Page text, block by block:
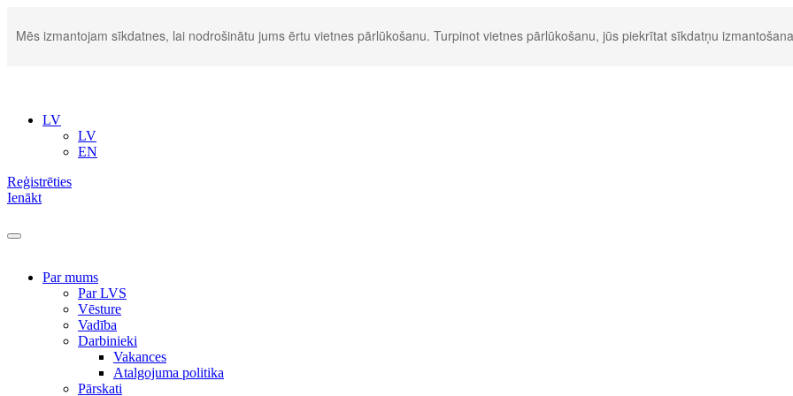
Mēs izmantojam sīkdatnes, lai nodrošinātu jums ērtu vietnes pārlūkošanu. Turpinot vietnes pārlūkošanu, jūs piekrītat sīkdatņu
LV
LV
EN
Reģistrēties
Ienākt
Par mums
Par LVS
Vēsture
Vadība
Darbinieki
Vakances
Atalgojuma politika
Pārskati